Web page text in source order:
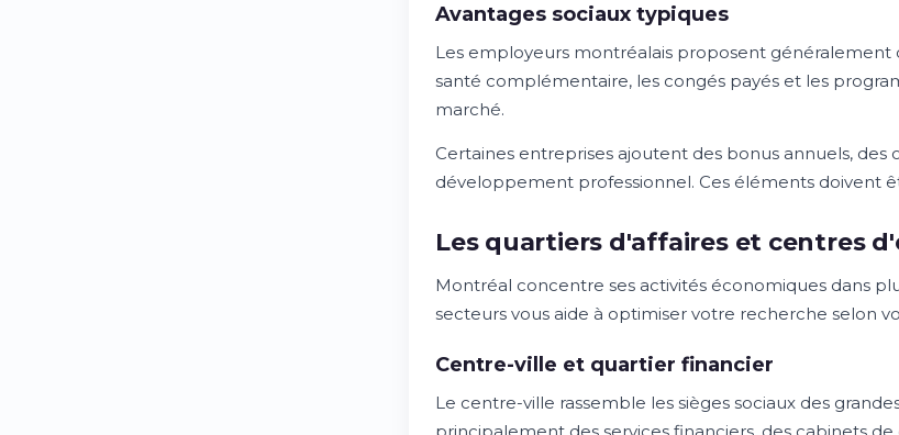
Avantages sociaux typiques
Les employeurs montréalais proposent généralement
santé complémentaire, les congés payés et les
marché.
Certaines entreprises ajoutent des bonus annuels,
développement professionnel. Ces éléments doivent
Les quartiers d'affaires et centres
Montréal concentre ses activités économiques dans
secteurs vous aide à optimiser votre recherche selon
Centre-ville et quartier financier
Le centre-ville rassemble les sièges sociaux des